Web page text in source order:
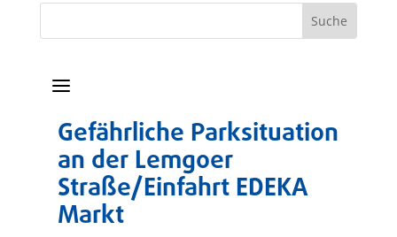
a
Gefährliche Parksituation
an der Lemgoer
Straße/Einfahrt EDEKA
Markt